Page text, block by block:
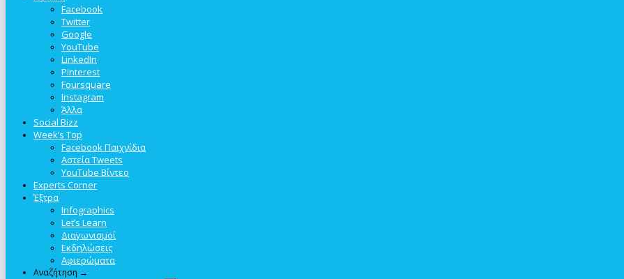
Facebook
Twitter
Google
YouTube
LinkedIn
Pinterest
Foursquare
Instagram
Άλλα
Social Bizz
Week’s Top
Facebook Παιχνίδια
Αστεία Tweets
YouTube Βίντεο
Experts Corner
Έξτρα
Infographics
Let’s Learn
Διαγωνισμοί
Εκδηλώσεις
Αφιερώματα
Αναζήτηση →